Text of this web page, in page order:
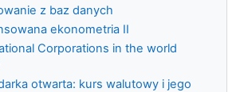
z baz danych
ekonometria II
Corporations in the world
otwarta: kurs walutowy i jego